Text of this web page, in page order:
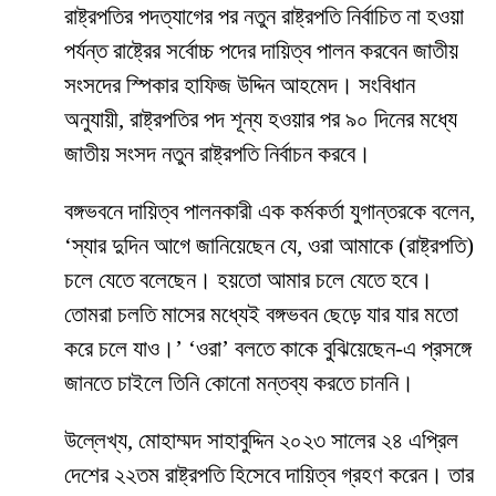
রাষ্ট্রপতির পদত্যাগের পর নতুন রাষ্ট্রপতি নির্বাচিত না হওয়া
পর্যন্ত রাষ্ট্রের সর্বোচ্চ পদের দায়িত্ব পালন করবেন জাতীয়
সংসদের স্পিকার হাফিজ উদ্দিন আহমেদ। সংবিধান
অনুযায়ী, রাষ্ট্রপতির পদ শূন্য হওয়ার পর ৯০ দিনের মধ্যে
জাতীয় সংসদ নতুন রাষ্ট্রপতি নির্বাচন করবে।
বঙ্গভবনে দায়িত্ব পালনকারী এক কর্মকর্তা যুগান্তরকে বলেন,
‘স্যার দুদিন আগে জানিয়েছেন যে, ওরা আমাকে (রাষ্ট্রপতি)
চলে যেতে বলেছেন। হয়তো আমার চলে যেতে হবে।
তোমরা চলতি মাসের মধ্যেই বঙ্গভবন ছেড়ে যার যার মতো
করে চলে যাও।’ ‘ওরা’ বলতে কাকে বুঝিয়েছেন-এ প্রসঙ্গে
জানতে চাইলে তিনি কোনো মন্তব্য করতে চাননি।
উল্লেখ্য, মোহাম্মদ সাহাবুদ্দিন ২০২৩ সালের ২৪ এপ্রিল
দেশের ২২তম রাষ্ট্রপতি হিসেবে দায়িত্ব গ্রহণ করেন। তার